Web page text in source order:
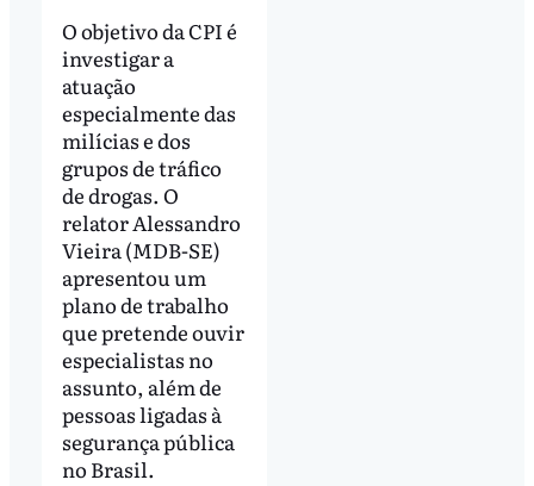
O objetivo da CPI é
investigar a
atuação
especialmente das
milícias e dos
grupos de tráfico
de drogas. O
relator Alessandro
Vieira (MDB-SE)
apresentou um
plano de trabalho
que pretende ouvir
especialistas no
assunto, além de
pessoas ligadas à
segurança pública
no Brasil.